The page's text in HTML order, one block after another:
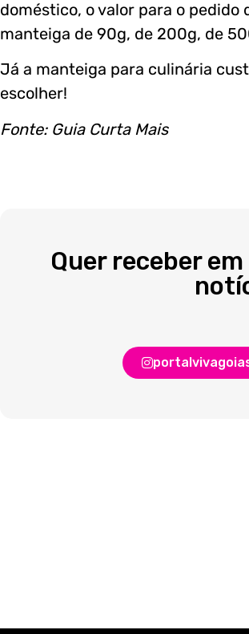
doméstico, o valor para o pedido
manteiga de 90g, de 200g, de
Já a manteiga para culinária
escolher!
Fonte: Guia Curta Mais
Quer receber